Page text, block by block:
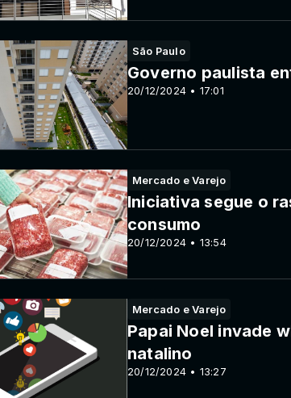
São Paulo
20/12/2024 • 17:01
Governo paulista
Mercado e Varejo
20/12/2024 • 13:54
Iniciativa segue o
consumo
Mercado e Varejo
20/12/2024 • 13:27
Papai Noel invade
natalino